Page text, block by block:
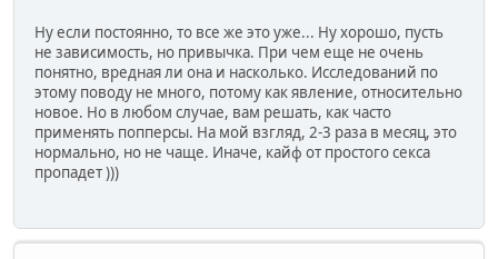
Ну если постоянно, то все же это уже... Ну хорошо, пусть
не зависимость, но привычка. При чем еще не очень
понятно, вредная ли она и насколько. Исследований по
этому поводу не много, потому как явление, относительно
новое. Но в любом случае, вам решать, как часто
применять попперсы. На мой взгляд, 2-3 раза в месяц, это
нормально, но не чаще. Иначе, кайф от простого секса
пропадет )))